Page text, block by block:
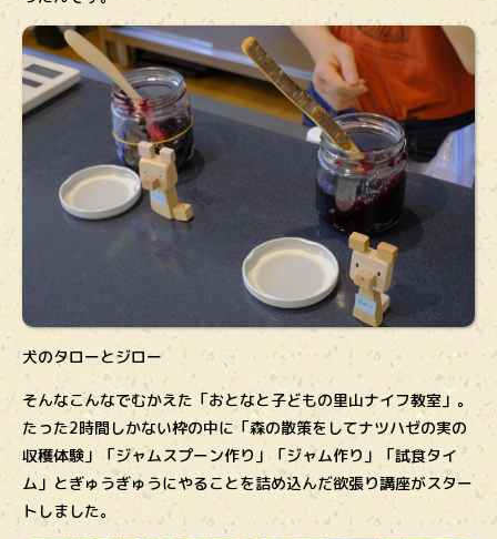
犬のタローとジロー
そんなこんなでむかえた「おとなと子どもの里山ナイフ教室」。
たった2時間しかない枠の中に「森の散策をしてナツハゼの実の
収穫体験」「ジャムスプーン作り」「ジャム作り」「試食タイ
ム」とぎゅうぎゅうにやることを詰め込んだ欲張り講座がスター
トしました。